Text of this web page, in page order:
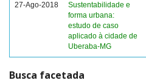
27-Ago-2018
Sustentabilidade e
forma urbana:
estudo de caso
aplicado à cidade de
Uberaba-MG
Busca facetada